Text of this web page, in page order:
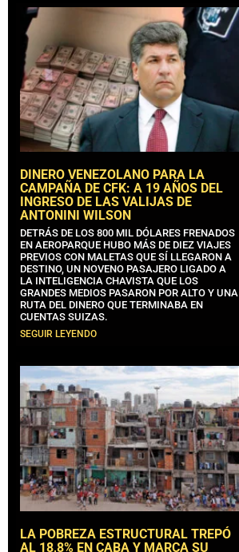
DINERO VENEZOLANO PARA LA
CAMPAÑA DE CFK: A 19 AÑOS DEL
INGRESO DE LAS VALIJAS DE
ANTONINI WILSON
DETRÁS DE LOS 800 MIL DÓLARES FRENADOS
EN AEROPARQUE HUBO MÁS DE DIEZ VIAJES
PREVIOS CON MALETAS QUE SÍ LLEGARON A
DESTINO, UN NOVENO PASAJERO LIGADO A
LA INTELIGENCIA CHAVISTA QUE LOS
GRANDES MEDIOS PASARON POR ALTO Y UNA
RUTA DEL DINERO QUE TERMINABA EN
CUENTAS SUIZAS.
SEGUIR LEYENDO
LA POBREZA ESTRUCTURAL TREPÓ
AL 18,8% EN CABA Y MARCA SU